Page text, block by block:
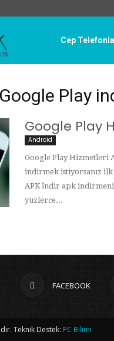
Cep
Play
Google Play
Android
Google Play Hizmetleri
indirmek istiyorsanız
APK İndir apk
yüzlerce...
FACEBOOK
Teknik Destek: PC Bilimi